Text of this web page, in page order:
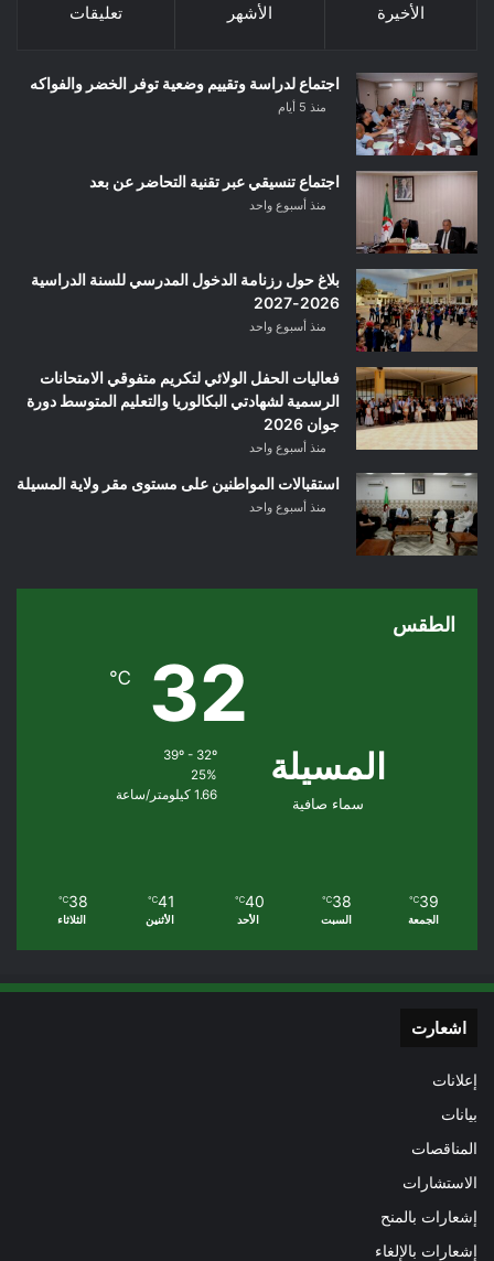
الأخيرة الأشهر تعليقات
اجتماع لدراسة وتقييم وضعية توفر الخضر والفواكه
منذ 5 أيام
اجتماع تنسيقي عبر تقنية التحاضر عن بعد
منذ أسبوع واحد
بلاغ حول رزنامة الدخول المدرسي للسنة الدراسية
2026-2027
منذ أسبوع واحد
فعاليات الحفل الولائي لتكريم متفوقي الامتحانات
الرسمية لشهادتي البكالوريا والتعليم المتوسط دورة
جوان 2026
منذ أسبوع واحد
استقبالات المواطنين على مستوى مقر ولاية المسيلة
منذ أسبوع واحد
الطقس
المسيلة
سماء صافية
32
℃
39º - 32º
25%
1.66 كيلومتر/ساعة
39
℃
الجمعة
38
℃
السبت
40
℃
الأحد
41
℃
الأثنين
38
℃
الثلاثاء
اشعارت
إعلانات
بيانات
المناقصات
الاستشارات
إشعارات بالمنح
إشعارات بالإلغاء